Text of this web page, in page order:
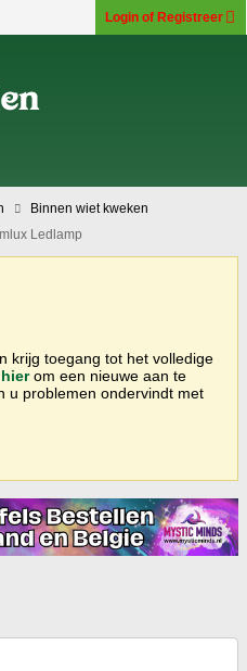
Login of Registreer
Binnen wiet kweken
Ledlamp
krijg toegang tot het volledige
hierom een nieuwe aan te
u problemen ondervindt met